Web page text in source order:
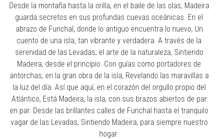
Desde la montaña hasta la orilla, en el baile de las olas, Madeira
guarda secretos en sus profundas cuevas oceánicas. En el
abrazo de Funchal, donde lo antiguo encuentra lo nuevo, Un
cuento de una isla, tan vibrante y verdadera. A través de la
serenidad de las Levadas, el arte de la naturaleza, Sintiendo
Madeira, desde el principio. Con guías como portadores de
antorchas, en la gran obra de la isla, Revelando las maravillas a
la luz del día. Así que aquí, en el corazón del orgullo propio del
Atlántico, Está Madeira, la isla, con sus brazos abiertos de par
en par. Desde las brillantes calles de Funchal hasta el tranquilo
vagar de las Levadas, Sintiendo Madeira, para siempre nuestro
hogar.